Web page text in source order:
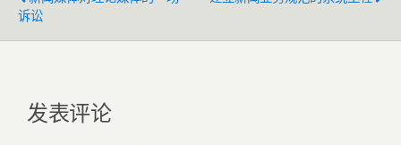
诉讼
发表评论